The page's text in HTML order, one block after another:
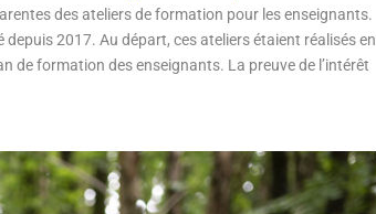
des ateliers de formation pour les enseignants.
2017. Au départ, ces ateliers étaient réalisés en
de formation des enseignants. La preuve de l’intérêt